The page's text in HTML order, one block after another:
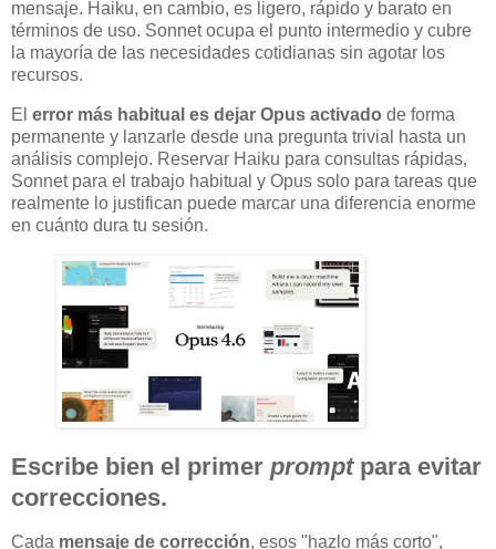
mensaje. Haiku, en cambio, es ligero, rápido y barato en
términos de uso. Sonnet ocupa el punto intermedio y cubre
la mayoría de las necesidades cotidianas sin agotar los
recursos.
El error más habitual es dejar Opus activado de forma
permanente y lanzarle desde una pregunta trivial hasta un
análisis complejo. Reservar Haiku para consultas rápidas,
Sonnet para el trabajo habitual y Opus solo para tareas que
realmente lo justifican puede marcar una diferencia enorme
en cuánto dura tu sesión.
Escribe bien el primer promptpara evitar
correcciones.
Cada mensaje de corrección, esos "hazlo más corto",